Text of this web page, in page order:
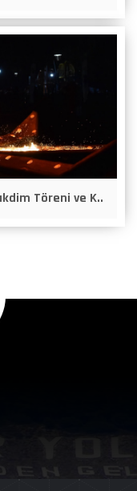
Töreni ve K..